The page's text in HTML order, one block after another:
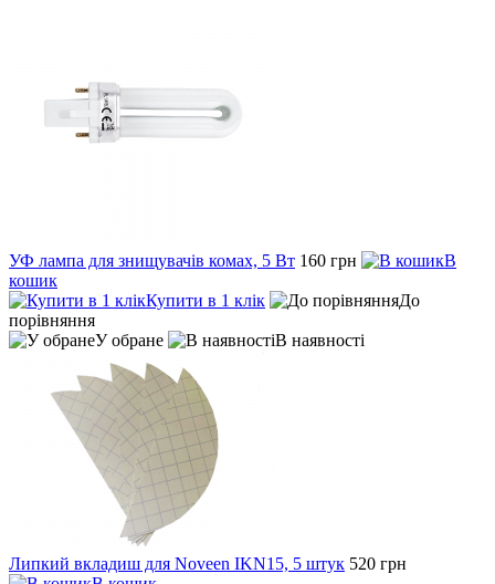
УФ лампа для знищувачів комах, 5 Вт 160 грн
В
кошик
Купити в 1 клік
До
порівняння
У обране
В наявності
Липкий вкладиш для Noveen IKN15, 5 штук 520 грн